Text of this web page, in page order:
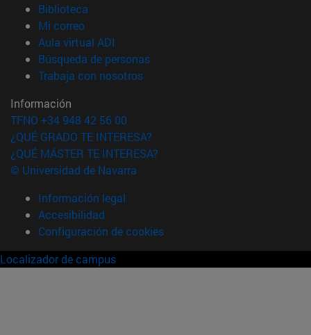
Biblioteca
Mi correo(abre en nueva ventana)
Aula virtual ADI
Búsqueda de personas(abre en nueva ventana)
Trabaja con nosotros(abre en nueva ventana)
Información
TFNO +34 948 42 56 00
¿QUÉ GRADO TE INTERESA?
¿QUÉ MÁSTER TE INTERESA?
© Universidad de Navarra
Información legal
Accesibilidad
Configuración de cookies
Localizador de campus